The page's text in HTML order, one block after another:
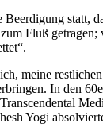
statt,
Fluß getragen;
meine
In den
Yogi